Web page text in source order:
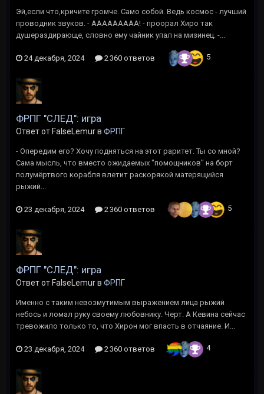
Эй,если что,кричите громче. Само собой. Ведь космос - лучший
проводник звуков. - ААААААААА! - проорал Хиро так
душераздирающе, словно ему чайник упал на мизинец. -...
24 декабря, 2024 2 360 ответов 5
ФРПГ "СЛЕД": игра
Ответ от FalseLemur в ФРПГ
- Опередим его? Хочу подняться на этот раритет. Ты со мной?
Сама мысль, что вместо ожидаемых "помощников" на борт
полумёртвого корабля влетит раскорякой матерящийся
рыжий...
23 декабря, 2024 2 360 ответов 5
ФРПГ "СЛЕД": игра
Ответ от FalseLemur в ФРПГ
Именно с таким невозмутимым выражением лица рыжий
небось и ломал руку своему любовнику. Черт. А Кевина сейчас
тревожило только то, что Хирон мог впасть в отчаяние. И...
23 декабря, 2024 2 360 ответов 4